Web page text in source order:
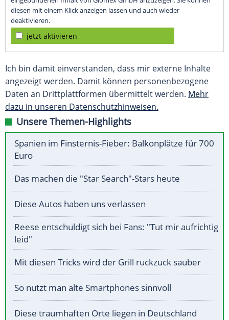
diesen mit einem Klick anzeigen lassen und auch wieder
deaktivieren.
jetzt aktivieren
Ich bin damit einverstanden, dass mir externe Inhalte
angezeigt werden. Damit können personenbezogene
Daten an Drittplattformen übermittelt werden. Mehr
dazu in unseren Datenschutzhinweisen.
Unsere Themen-Highlights
Spanien im Finsternis-Fieber: Balkonplätze für 700
Euro
Das machen die "Star Search"-Stars heute
Diese Autos haben uns verlassen
Reese entschuldigt sich bei Fans: "Tut mir aufrichtig
leid"
Mit diesen Tricks wird der Grill ruckzuck sauber
So nutzt man alte Smartphones sinnvoll
Diese traumhaften Orte liegen in Deutschland